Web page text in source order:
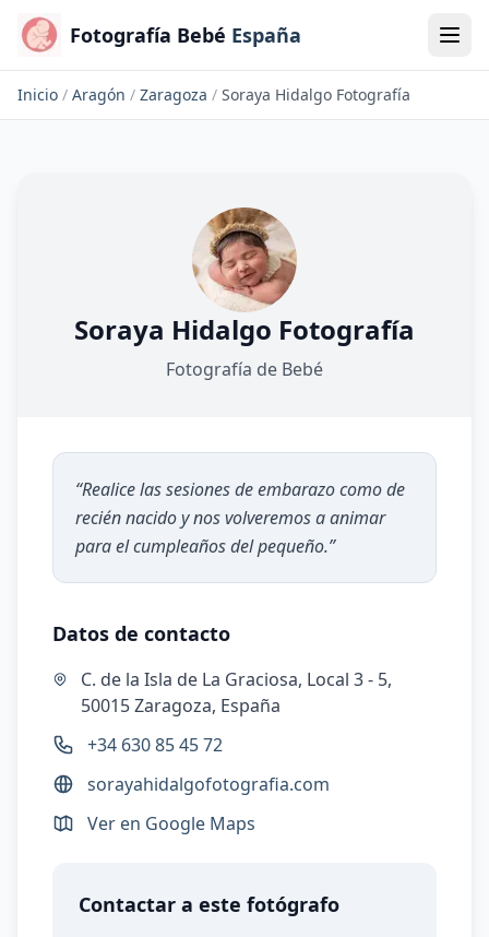
Fotografía Bebé España
Inicio / Aragón / Zaragoza / Soraya Hidalgo Fotografía
Soraya Hidalgo Fotografía
Fotografía de Bebé
“Realice las sesiones de embarazo como de
recién nacido y nos volveremos a animar
para el cumpleaños del pequeño.”
Datos de contacto
C. de la Isla de La Graciosa, Local 3 - 5,
50015 Zaragoza, España
+34 630 85 45 72
sorayahidalgofotografia.com
Ver en Google Maps
Contactar a este fotógrafo